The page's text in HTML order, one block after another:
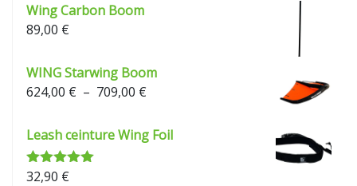
Wing Carbon Boom
89,00 €
WING Starwing Boom
624,00 € – 709,00 €
Leash ceinture Wing Foil
Note 5.00
32,90 €